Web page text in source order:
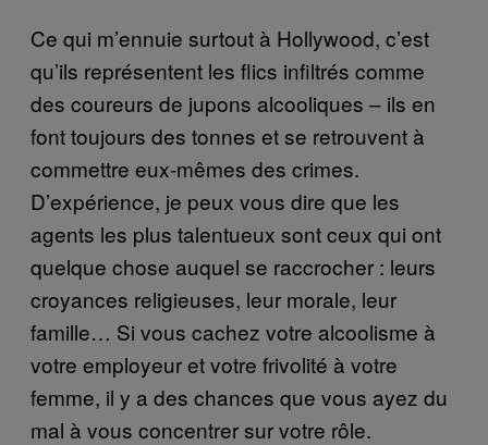
Ce qui m’ennuie surtout à Hollywood, c’est
qu’ils représentent les flics infiltrés comme
des coureurs de jupons alcooliques – ils en
font toujours des tonnes et se retrouvent à
commettre eux-mêmes des crimes.
D’expérience, je peux vous dire que les
agents les plus talentueux sont ceux qui ont
quelque chose auquel se raccrocher : leurs
croyances religieuses, leur morale, leur
famille… Si vous cachez votre alcoolisme à
votre employeur et votre frivolité à votre
femme, il y a des chances que vous ayez du
mal à vous concentrer sur votre rôle.